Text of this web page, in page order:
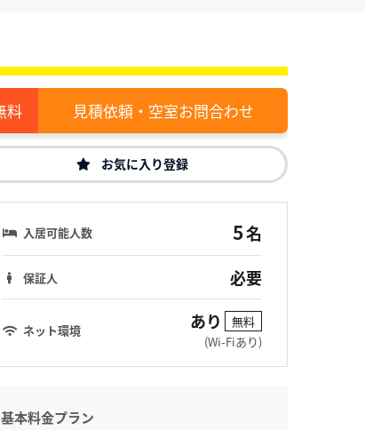
見積依頼・空室お問合わせ
お気に入り登録
入居可能人数 5名
保証人 必要
ネット環境 あり
無料
(Wi-Fiあり)
基本料金プラン